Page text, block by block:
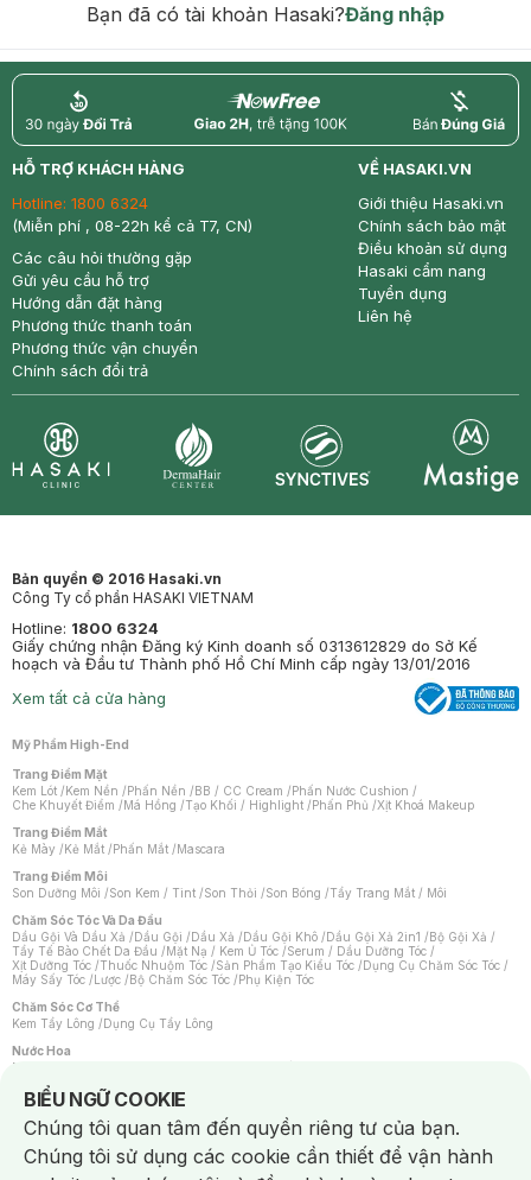
Bạn đã có tài khoản Hasaki?Đăng nhập
return nowfree price
HỖ TRỢ KHÁCH HÀNG
Hotline: 1800 6324
(Miễn phí , 08-22h kể cả T7, CN)
Các câu hỏi thường gặp
Gửi yêu cầu hỗ trợ
Hướng dẫn đặt hàng
Phương thức thanh toán
Phương thức vận chuyển
Chính sách đổi trả
VỀ HASAKI.VN
Giới thiệu Hasaki.vn
Chính sách bảo mật
Điều khoản sử dụng
Hasaki cẩm nang
Tuyển dụng
Liên hệ
Bản quyền © 2016 Hasaki.vn
Công Ty cổ phần HASAKI VIETNAM
Hotline: 1800 6324
Giấy chứng nhận Đăng ký Kinh doanh số 0313612829 do Sở Kế
hoạch và Đầu tư Thành phố Hồ Chí Minh cấp ngày 13/01/2016
Xem tất cả cửa hàng
Mỹ Phẩm High-End
Trang Điểm Mặt
Kem Lót /Kem Nền /Phấn Nền /BB / CC Cream /Phấn Nước Cushion /
Che Khuyết Điểm /Má Hồng /Tạo Khối / Highlight /Phấn Phủ /Xịt Khoá Makeup
Trang Điểm Mắt
Kẻ Mày /Kẻ Mắt /Phấn Mắt /Mascara
Trang Điểm Môi
Son Dưỡng Môi /Son Kem / Tint /Son Thỏi /Son Bóng /Tẩy Trang Mắt / Môi
Chăm Sóc Tóc Và Da Đầu
Dầu Gội Và Dầu Xả /Dầu Gội /Dầu Xả /Dầu Gội Khô /Dầu Gội Xả 2in1 /Bộ Gội Xả /
Tẩy Tế Bào Chết Da Đầu /Mặt Nạ / Kem Ủ Tóc /Serum / Dầu Dưỡng Tóc /
Xịt Dưỡng Tóc /Thuốc Nhuộm Tóc /Sản Phẩm Tạo Kiểu Tóc /Dụng Cụ Chăm Sóc Tóc /
Máy Sấy Tóc /Lược /Bộ Chăm Sóc Tóc /Phụ Kiện Tóc
Chăm Sóc Cơ Thể
Kem Tẩy Lông /Dụng Cụ Tẩy Lông
Nước Hoa
Nước Hoa Nữ
Chăm Sóc Cá Nhân
Chống Muỗi /Khẩu Trang /Máy Massage/Mặt Nạ Xông Hơi /Nước Rửa Tay/
Sản Phẩm Chăm Sóc Khác /Bàn Chải Đánh Răng /Bàn Chải Điện/
Hỗ Trợ Trắng Răng/Kem Đánh Răng /Máy Tăm Nước/ Nước Súc Miệng/
Tăm / Chỉ Nha Khoa/ Xịt Thơm Miệng / Dung Dịch Vệ Sinh/Dưỡng Vùng Kín/
BIỂU NGỮ COOKIE
Notice about cookies usage
Chúng tôi quan tâm đến quyền riêng tư của bạn.
Chúng tôi sử dụng các cookie cần thiết để vận hành